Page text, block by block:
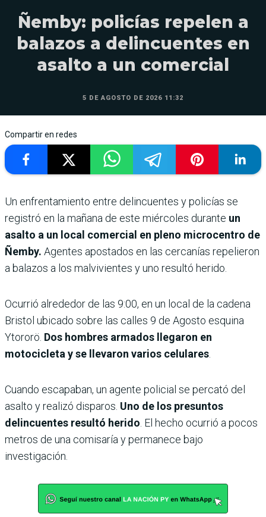
Ñemby: policías repelen a
balazos a delincuentes en
asalto a un comercial
5 DE AGOSTO DE 2026 11:32
Compartir en redes
Un enfrentamiento entre delincuentes y policías se
registró en la mañana de este miércoles durante un
asalto a un local comercial en pleno microcentro de
Ñemby. Agentes apostados en las cercanías repelieron
a balazos a los malvivientes y uno resultó herido.
Ocurrió alrededor de las 9:00, en un local de la cadena
Bristol ubicado sobre las calles 9 de Agosto esquina
Ytororö. Dos hombres armados llegaron en
motocicleta y se llevaron varios celulares.
Cuando escapaban, un agente policial se percató del
asalto y realizó disparos. Uno de los presuntos
delincuentes resultó herido. El hecho ocurrió a pocos
metros de una comisaría y permanece bajo
investigación.